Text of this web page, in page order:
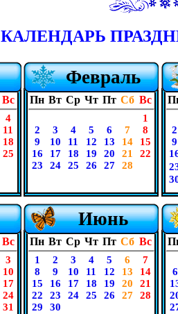
КАЛЕНДАРЬ
Вс
4
11
18
25
Февраль
Пн Вт Ср Чт Пт Сб Вс
1
2
3 4 5 6 7
8
9
10 11 12 13 14
15
16
17 18 19 20 21
22
23
24 25 26 27 28
2
9
Вс
3
10
17
24
31
Июнь
Пн Вт Ср Чт Пт Сб Вс
1 2 3 4 5 6
7
8
9 10 11 12 13
14
15
16 17 18 19 20
21
22
23 24 25 26 27
28
29
30
6